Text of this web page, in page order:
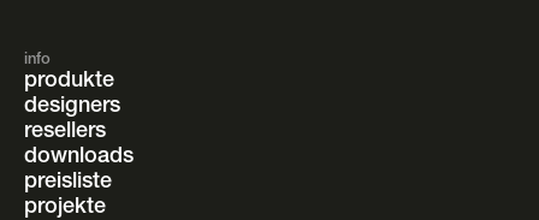
info
produkte
designers
resellers
downloads
preisliste
projekte